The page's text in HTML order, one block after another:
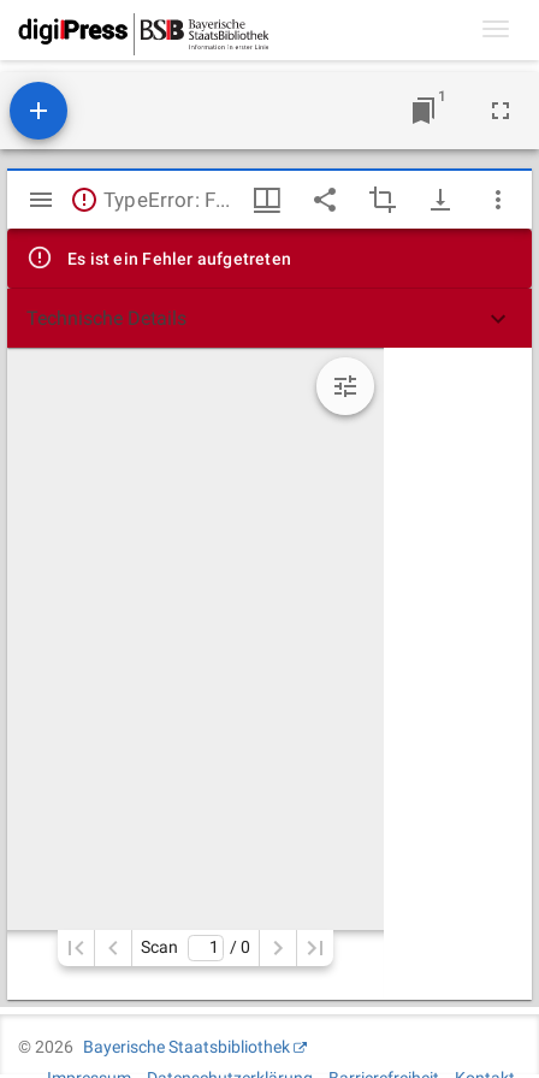
1
Mirador
Viewer
TypeError: Failed to fetch
Es ist ein Fehler aufgetreten
Technische Details
Scan / 0
©2026
Bayerische Staatsbibliothek